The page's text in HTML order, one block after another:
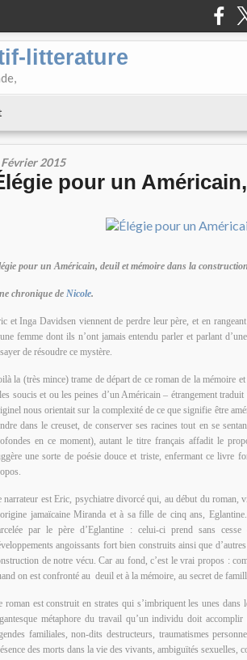
litterature
2015
pour un
pour un Américain, deuil et mémoire dans la
chronique de Nicole.
et Inga Davidsen viennent de perdre leur père, et en
femme dont ils n’ont jamais entendu parler et parlant
de résoudre ce mystère.
la (très mince) trame de départ de ce roman de la mémoire
soucis et ou les peines d’un Américain – étrangement traduit
nous orientait sur la complexité de ce que signifie être
dans le creuset, de conserver ses racines tout en se
en ce moment), autant le titre français affadit le
une sorte de poésie douce et triste, enfermant ce livre
narrateur est Eric, psychiatre divorcé qui, au début du roman,
jamaïcaine Miranda et à sa fille de cinq ans,
par le père d’Eglantine : celui-ci prend sans
angoissants fort bien construits ainsi que
de notre vécu. Car au fond, c’est le vrai propos :
on est confronté au deuil et à la mémoire, au secret de
roman est construit en strates qui s’imbriquent les unes dans
métaphore du travail qu’un individu doit
familiales, non-dits destructeurs, traumatismes
des morts dans la vie des vivants, ambiguïtés sexuelles,